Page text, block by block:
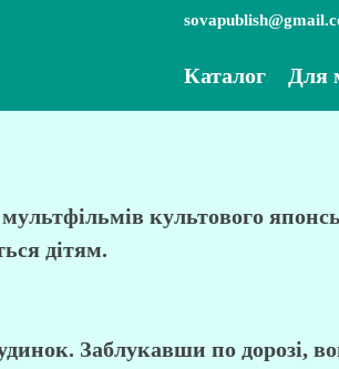
Каталог Для
культового
дітям.
Заблукавши по дорозі,